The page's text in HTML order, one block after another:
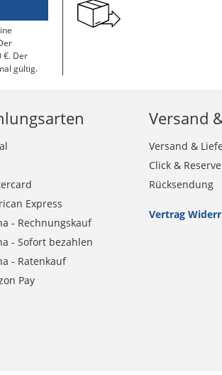
€. Der
gültig.
Express
- Rechnungskauf
- Sofort bezahlen
- Ratenkauf
Pay
Versand
Versand &
Click & Reserve
Rücksendung
Vertrag